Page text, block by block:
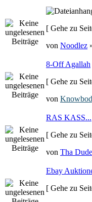
[ Gehe zu
von Noodlez
8-Off Agallah
[ Gehe zu
von
RAS KASS...
[ Gehe zu
von Tha Dude
Ebay
[ Gehe zu